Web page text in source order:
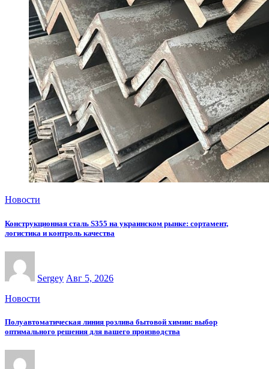
Новости
Конструкционная сталь S355 на украинском рынке: сортамент,
логистика и контроль качества
Sergey Авг 5, 2026
Новости
Полуавтоматическая линия розлива бытовой химии: выбор
оптимального решения для вашего производства